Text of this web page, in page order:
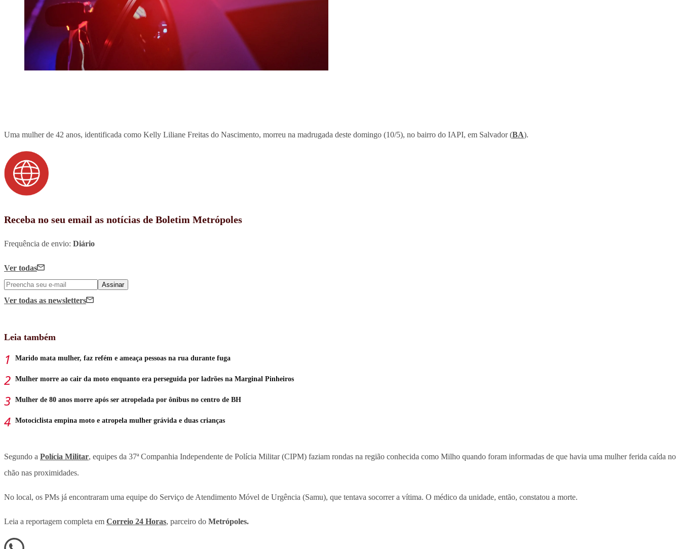
Uma mulher de 42 anos, identificada como Kelly Liliane Freitas do Nascimento, morreu na madrugada deste domingo (10/5), no bairro do IAPI, em Salvador (BA).
Receba no seu email as notícias de Boletim Metrópoles
Frequência de envio: Diário
Ver todas
Assinar
Ver todas as newsletters
Leia também
Marido mata mulher, faz refém e ameaça pessoas na rua durante fuga
Mulher morre ao cair da moto enquanto era perseguida por ladrões na Marginal Pinheiros
Mulher de 80 anos morre após ser atropelada por ônibus no centro de BH
Motociclista empina moto e atropela mulher grávida e duas crianças
Segundo a Polícia Militar, equipes da 37ª Companhia Independente de Polícia Militar (CIPM) faziam rondas na região conhecida como Milho quando foram informadas de que havia uma mulher ferida caída no
chão nas proximidades.
No local, os PMs já encontraram uma equipe do Serviço de Atendimento Móvel de Urgência (Samu), que tentava socorrer a vítima. O médico da unidade, então, constatou a morte.
Leia a reportagem completa em Correio 24 Horas, parceiro do Metrópoles.